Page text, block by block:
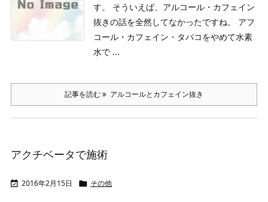
す。
そういえば、アルコール・カフェイン
抜きの話を全然してなかったですね。
アフ
コール・カフェイン・タバコをやめて水素
水で ...
記事を読む アルコールとカフェイン抜き
アクチベータで施術
 2016年2月15日  その他